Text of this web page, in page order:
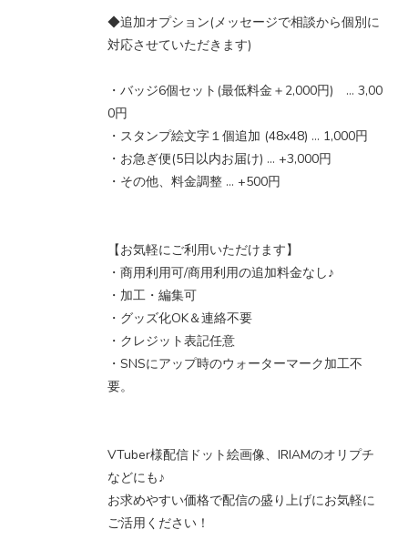
◆追加オプション(メッセージで相談から個別に
対応させていただきます)
・バッジ6個セット(最低料金＋2,000円) … 3,00
0円
・スタンプ絵文字１個追加 (48x48) … 1,000円
・お急ぎ便(5日以内お届け) … +3,000円
・その他、料金調整 … +500円
【お気軽にご利用いただけます】
・商用利用可/商用利用の追加料金なし♪
・加工・編集可
・グッズ化OK＆連絡不要
・クレジット表記任意
・SNSにアップ時のウォーターマーク加工不
要。
VTuber様配信ドット絵画像、IRIAMのオリプチ
などにも♪
お求めやすい価格で配信の盛り上げにお気軽に
ご活用ください！